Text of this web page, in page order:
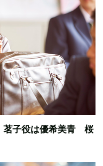
茗子役は優希美青 桜